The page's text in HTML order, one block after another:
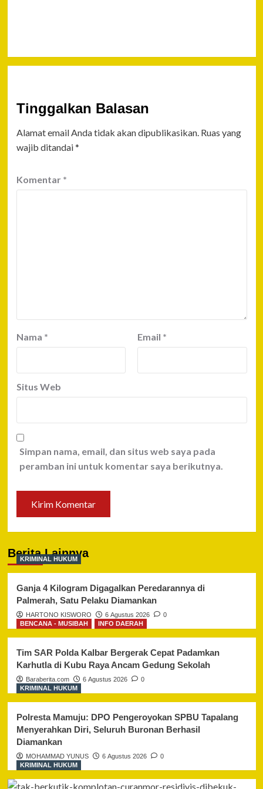
Tinggalkan Balasan
Alamat email Anda tidak akan dipublikasikan. Ruas yang
wajib ditandai*
Komentar *
Nama * Email *
Situs Web
Simpan nama, email, dan situs web saya pada
peramban ini untuk komentar saya berikutnya.
Berita Lainnya
KRIMINAL HUKUM
Ganja 4 Kilogram Digagalkan Peredarannya di
Palmerah, Satu Pelaku Diamankan
HARTONO KISWORO 6 Agustus 2026
0
BENCANA - MUSIBAH
INFO DAERAH
Tim SAR Polda Kalbar Bergerak Cepat Padamkan
Karhutla di Kubu Raya Ancam Gedung Sekolah
Baraberita.com 6 Agustus 2026
0
KRIMINAL HUKUM
Polresta Mamuju: DPO Pengeroyokan SPBU Tapalang
Menyerahkan Diri, Seluruh Buronan Berhasil
Diamankan
MOHAMMAD YUNUS 6 Agustus 2026
0
KRIMINAL HUKUM